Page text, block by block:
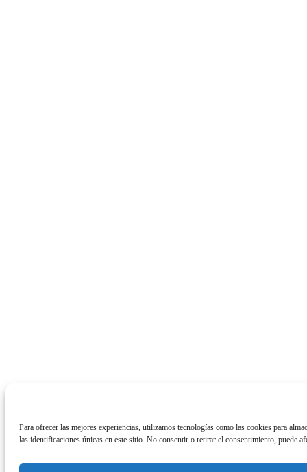
Para ofrecer las mejores experiencias, utilizamos tecnologías como las cookies para
las identificaciones únicas en este sitio. No consentir o retirar el consentimiento, puede